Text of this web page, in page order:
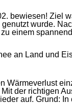
bewiesen! Ziel
wurde.
einem
an Land und
Wärmeverlust
der richtigen
auf. Grund: